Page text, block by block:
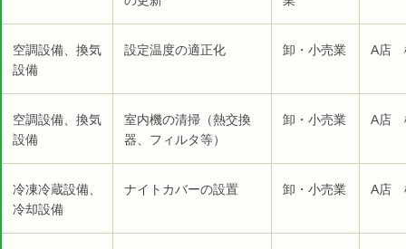
空調設備、換気
設備
設定温度の適正化 卸・小売業 A店
空調設備、換気
設備
室内機の清掃（熱交換
器、フィルタ等）
卸・小売業 A店
冷凍冷蔵設備、
冷却設備
ナイトカバーの設置 卸・小売業 A店